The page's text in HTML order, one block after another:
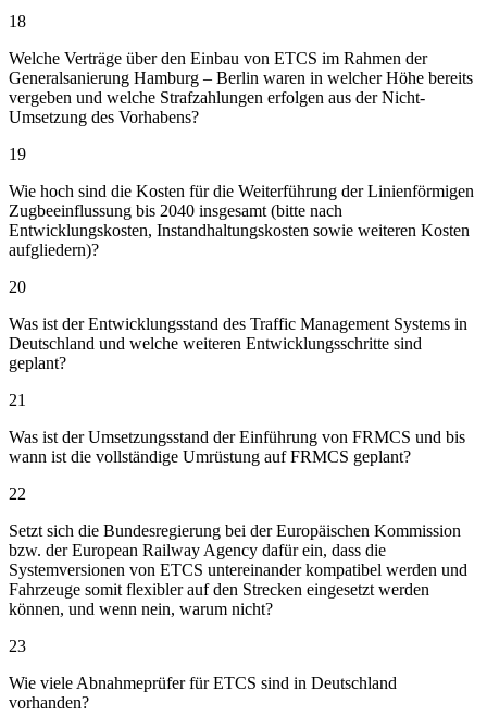
18
Welche Verträge über den Einbau von ETCS im Rahmen der
Generalsanierung Hamburg – Berlin waren in welcher Höhe bereits
vergeben und welche Strafzahlungen erfolgen aus der Nicht-
Umsetzung des Vorhabens?
19
Wie hoch sind die Kosten für die Weiterführung der Linienförmigen
Zugbeeinflussung bis 2040 insgesamt (bitte nach
Entwicklungskosten, Instandhaltungskosten sowie weiteren Kosten
aufgliedern)?
20
Was ist der Entwicklungsstand des Traffic Management Systems in
Deutschland und welche weiteren Entwicklungsschritte sind
geplant?
21
Was ist der Umsetzungsstand der Einführung von FRMCS und bis
wann ist die vollständige Umrüstung auf FRMCS geplant?
22
Setzt sich die Bundesregierung bei der Europäischen Kommission
bzw. der European Railway Agency dafür ein, dass die
Systemversionen von ETCS untereinander kompatibel werden und
Fahrzeuge somit flexibler auf den Strecken eingesetzt werden
können, und wenn nein, warum nicht?
23
Wie viele Abnahmeprüfer für ETCS sind in Deutschland
vorhanden?